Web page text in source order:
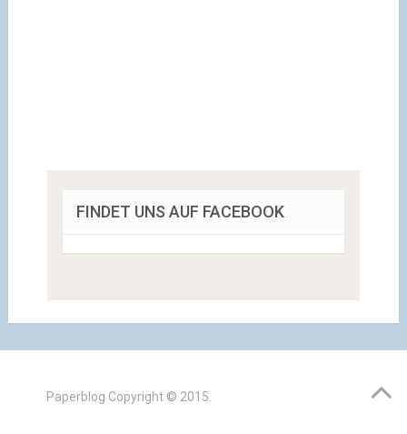
FINDET UNS AUF FACEBOOK
Paperblog Copyright © 2015.